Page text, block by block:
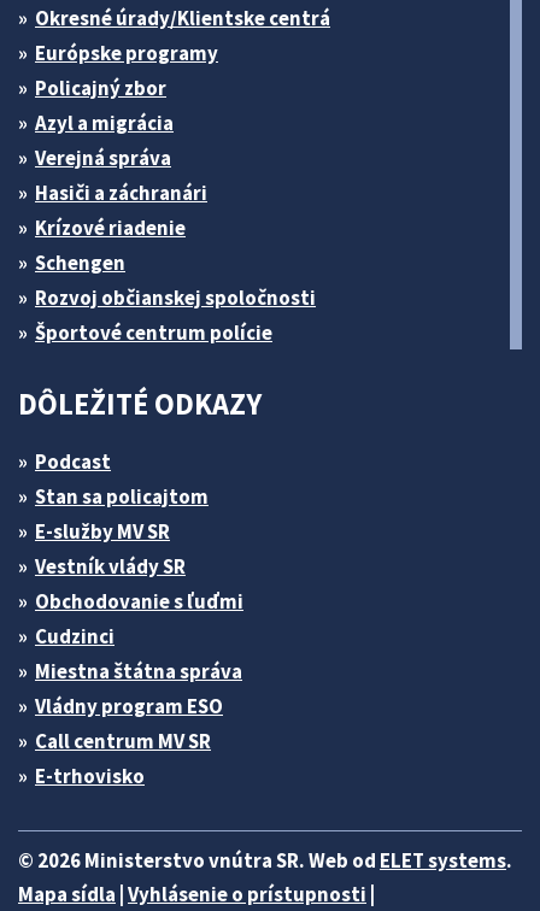
Okresné úrady/Klientske centrá
Európske programy
Policajný zbor
Azyl a migrácia
Verejná správa
Hasiči a záchranári
Krízové riadenie
Schengen
Rozvoj občianskej spoločnosti
Športové centrum polície
DÔLEŽITÉ ODKAZY
Podcast
Stan sa policajtom
E-služby MV SR
Vestník vlády SR
Obchodovanie s ľuďmi
Cudzinci
Miestna štátna správa
Vládny program ESO
Call centrum MV SR
E-trhovisko
© 2026 Ministerstvo vnútra SR. Web od ELET systems.
Mapa sídla Vyhlásenie o prístupnosti